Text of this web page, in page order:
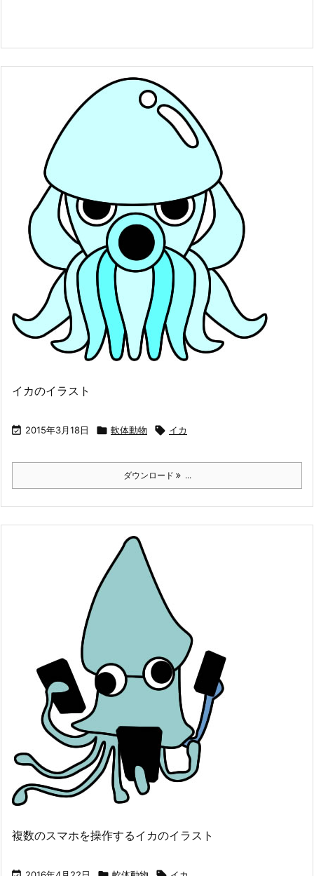
イカのイラスト
 2015年3月18日  軟体動物  イカ
ダウンロード ...
複数のスマホを操作するイカのイラスト